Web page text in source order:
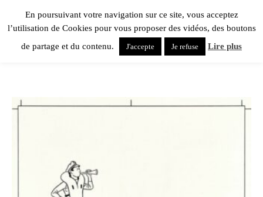
En poursuivant votre navigation sur ce site, vous acceptez
l’utilisation de Cookies pour vous proposer des vidéos, des boutons
de partage et du contenu.
J'accepte Je refuse Lire plus